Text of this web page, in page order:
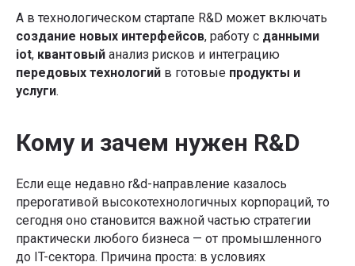
А в технологическом стартапе R&D может включать
создание новых интерфейсов, работу с данными
iot, квантовый анализ рисков и интеграцию
передовых технологий в готовые продукты и
услуги.
Кому и зачем нужен R&D
Если еще недавно r&d-направление казалось
прерогативой высокотехнологичных корпораций, то
сегодня оно становится важной частью стратегии
практически любого бизнеса — от промышленного
до IT-сектора. Причина проста: в условиях